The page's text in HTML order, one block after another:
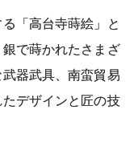
「高台寺蒔絵」と
で蒔かれたさまざ
器武具、南蛮貿易
デザインと匠の技